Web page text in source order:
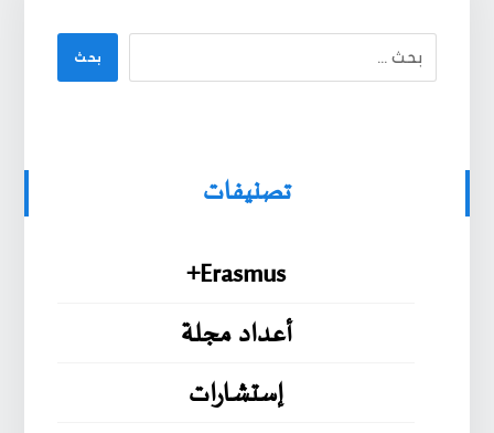
بحث
تصنيفات
Erasmus+
أعداد مجلة
إستشارات